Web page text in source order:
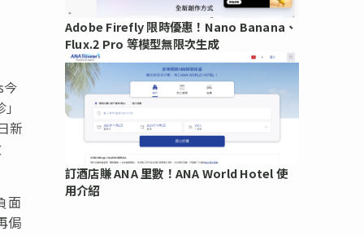
今
新
面
侷
Adobe Firefly 限時優惠！Nano Banana、
Flux.2 Pro 等模型無限次生成
訂酒店賺 ANA 里數！ANA World Hotel 使
用介紹